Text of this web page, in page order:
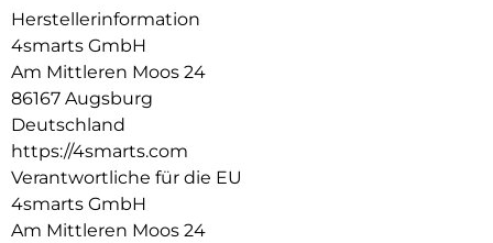
Platz für Kredit- oder Bankkarten und unterstützt einen
Passgenau & durchdacht
Präzise Aussparungen gewährleisten uneingeschränkten
Zugriff auf Kamera, Anschlüsse und Tasten. Die exakte
Passform sorgt für komfortable Bedienung und ein sauberes
Erscheinungsbild.
Herstellerinformation
4smarts GmbH
Am Mittleren Moos 24
86167 Augsburg
Deutschland
https://4smarts.com
Verantwortliche für die EU
4smarts GmbH
Am Mittleren Moos 24